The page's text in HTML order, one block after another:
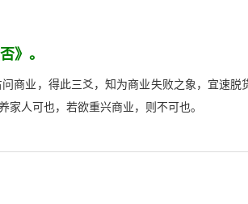
》。
商业，得此三爻，知为商业失败之象，宜速
家人可也，若欲重兴商业，则不可也。